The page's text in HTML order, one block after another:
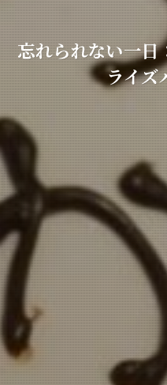
忘れられない一日
ライズ